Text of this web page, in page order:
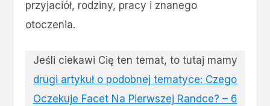
przyjaciół, rodziny, pracy i znanego
otoczenia​.
Jeśli ciekawi Cię ten temat, to tutaj mamy
drugi artykuł o podobnej tematyce: Czego
Oczekuje Facet Na Pierwszej Randce? – 6